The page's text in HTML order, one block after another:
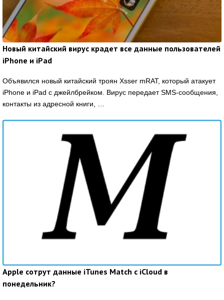
Новый китайский вирус крадет все данные пользователей
iPhone и iPad
Объявился новый китайский троян Xsser mRAT, который атакует
iPhone и iPad с джейлбрейком. Вирус передает SMS-сообщения,
контакты из адресной книги, …
Apple сотрут данные iTunes Match с iCloud в
понедельник?